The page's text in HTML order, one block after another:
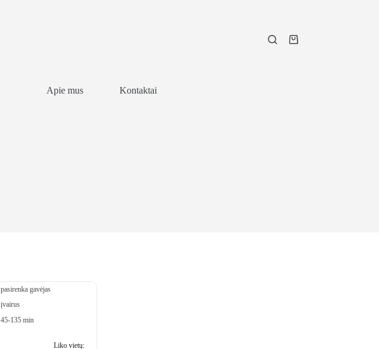
Shopping
Apie mus Kontaktai
pasirenka gavėjas
įvairus
45-135 min
Liko vietų: